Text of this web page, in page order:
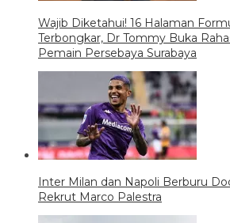
Wajib Diketahui! 16 Halaman
Terbongkar, Dr Tommy Buka
Pemain Persebaya Surabaya
Inter Milan dan Napoli Berburu
Rekrut Marco Palestra